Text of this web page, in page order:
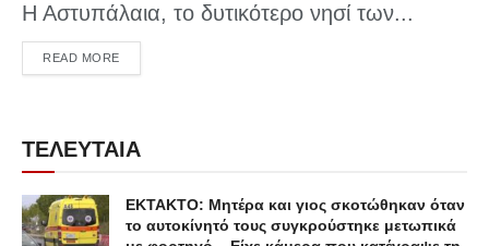
Η Αστυπάλαια, το δυτικότερο νησί των...
READ MOREDETAILS
ΤΕΛΕΥΤΑΙΑ
ΕΚΤΑΚΤΟ: Μητέρα και γιος σκοτώθηκαν όταν
το αυτοκίνητό τους συγκρούστηκε μετωπικά